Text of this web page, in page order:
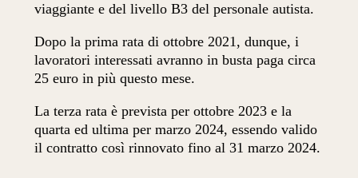
viaggiante e del livello B3 del personale autista.
Dopo la prima rata di ottobre 2021, dunque, i
lavoratori interessati avranno in busta paga circa
25 euro in più questo mese.
La terza rata è prevista per ottobre 2023 e la
quarta ed ultima per marzo 2024, essendo valido
il contratto così rinnovato fino al 31 marzo 2024.